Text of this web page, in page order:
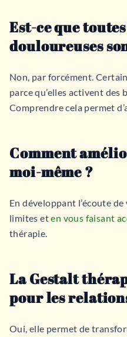
Est-ce que
douloureuses
Non, par forcément.
parce qu’elles activent des
Comprendre cela permet
Comment
moi-même ?
En développant l’écoute
limites eten vous faisant
thérapie.
La Gestalt
pour les
Oui, elle permet de